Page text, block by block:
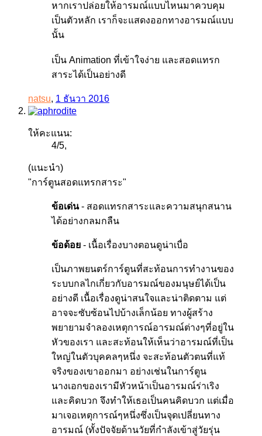
หากเราปล่อยให้อารมณ์แบบไหนมาควบคุม
เป็นตัวหลัก เราก็จะแสดงออกทางอารมณ์แบบ
นั้น
เป็น Animation ที่เข้าใจง่าย และสอดแทรก
สาระได้เป็นอย่างดี
natsu, 1 ธันวา 2016
ให้คะแนน:
4/5,
(แนะนำ)
"การ์ตูนสอดแทรกสาระ"
ข้อเด่น- สอดแทรกสาระและความสนุกสนาน
ได้อย่างกลมกลืน
ข้อด้อย - เนื้อเรื่องบางตอนดูน่าเบื่อ
เป็นภาพยนตร์การ์ตูนที่สะท้อนการทำงานของ
ระบบกลไกเกี่ยวกับอารมณ์ของมนุษย์ได้เป็น
อย่างดี เนื้อเรื่องดูน่าสนใจและน่าติดตาม แต่
อาจจะซับซ้อนไปบ้างเล็กน้อย ทางผู้สร้าง
พยายามจำลองเหตุการณ์อารมณ์ต่างๆที่อยู่ใน
หัวของเรา และสะท้อนให้เห็นว่าอารมณ์ที่เป็น
ใหญ่ในตัวบุคคลๆหนึ่ง จะสะท้อนตัวตนที่แท้
จริงของเขาออกมา อย่างเช่นในการ์ตูน
นางเอกของเรามีหัวหน้าเป็นอารมณ์ร่าเริง
และคิดบวก จึงทำให้เธอเป็นคนคิดบวก แต่เมื่อ
มาเจอเหตุการณ์ๆหนึ่งซึ่งเป็นจุดเปลี่ยนทาง
อารมณ์ (ทั้งปัจจัยด้านวัยที่กำลังเข้าสู่วัยรุ่น